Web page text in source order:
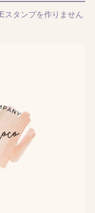
スタンプを作りません